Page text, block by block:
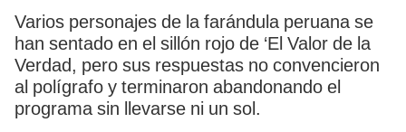
Varios personajes de la farándula peruana se
han sentado en el sillón rojo de ‘El Valor de la
Verdad, pero sus respuestas no convencieron
al polígrafo y terminaron abandonando el
programa sin llevarse ni un sol.